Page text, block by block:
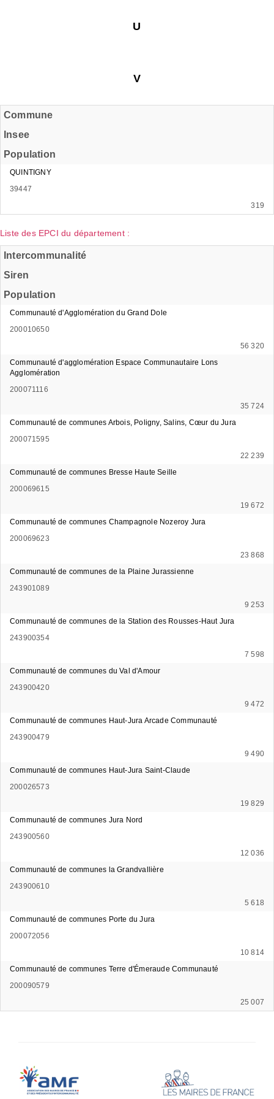
U
V
Commune
Insee
Population
QUINTIGNY
39447
319
Liste des EPCI du département :
Intercommunalité
Siren
Population
Communauté d'Agglomération du Grand Dole
200010650
56 320
Communauté d'agglomération Espace Communautaire Lons
Agglomération
200071116
35 724
Communauté de communes Arbois, Poligny, Salins, Cœur du Jura
200071595
22 239
Communauté de communes Bresse Haute Seille
200069615
19 672
Communauté de communes Champagnole Nozeroy Jura
200069623
23 868
Communauté de communes de la Plaine Jurassienne
243901089
9 253
Communauté de communes de la Station des Rousses-Haut Jura
243900354
7 598
Communauté de communes du Val d'Amour
243900420
9 472
Communauté de communes Haut-Jura Arcade Communauté
243900479
9 490
Communauté de communes Haut-Jura Saint-Claude
200026573
19 829
Communauté de communes Jura Nord
243900560
12 036
Communauté de communes la Grandvallière
243900610
5 618
Communauté de communes Porte du Jura
200072056
10 814
Communauté de communes Terre d'Émeraude Communauté
200090579
25 007